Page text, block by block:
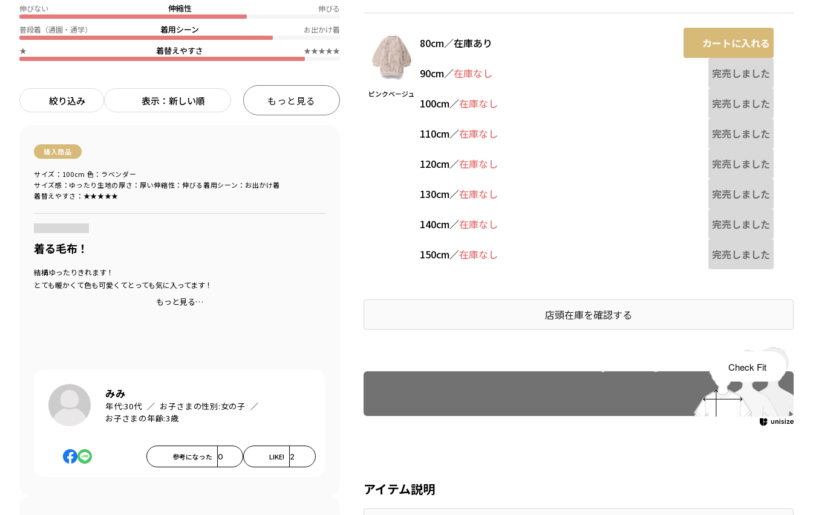
伸縮性
伸びない 伸びる
着用シーン
普段着（通園・通学） お出かけ着
着替えやすさ
★ ★★★★★
絞り込み 表示：新しい順 もっと見る
購入商品
サイズ感 ：ゆったり 生地の厚さ ：厚い伸縮性 ：伸びる着用シーン ：お出かけ着
着替えやすさ ：★★★★★
サイズ：100cm 色：ラベンダー
着る毛布！
結構ゆったりきれます！
とても暖かくて色も可愛くてとっても気に入ってます！
もっと見る…
みみ
年代:30代 お子さまの性別:女の子
お子さまの年齢:3歳
参考になった 0 LIKE! 2
ピンクベージュ
80cm／在庫あり カートに入れる
90cm／在庫なし 完売しました
100cm／在庫なし 完売しました
110cm／在庫なし 完売しました
120cm／在庫なし 完売しました
130cm／在庫なし 完売しました
140cm／在庫なし 完売しました
150cm／在庫なし 完売しました
店頭在庫を確認する
アイテム説明
Check Fit